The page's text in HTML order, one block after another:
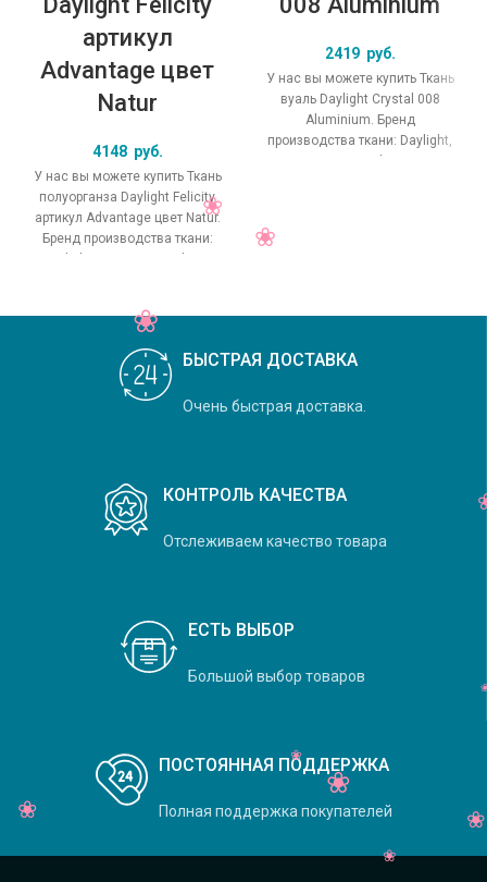
артикул
Advantage цвет
Natur
4148 руб.
У нас вы можете купить Ткань
полуорганза Daylight Felicity
артикул Advantage цвет Natur.
Бренд производства ткани:
Daylight, коллекция Felicity,
2419 руб.
У нас вы можете купить Ткань
вуаль Daylight Crystal 008
Aluminium. Бренд
производства ткани: Daylight,
коллекция Crystal, основной
БЫСТРАЯ ДОСТАВКА
Очень быстрая доставка.
КОНТРОЛЬ КАЧЕСТВА
Отслеживаем качество товара
ЕСТЬ ВЫБОР
Большой выбор товаров
ПОСТОЯННАЯ ПОДДЕРЖКА
Полная поддержка покупателей